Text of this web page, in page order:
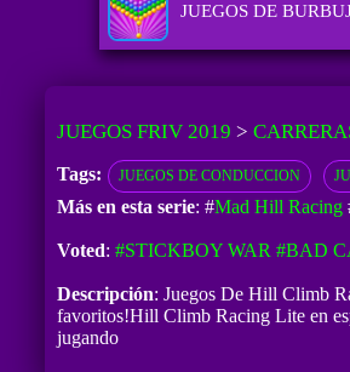
JUEGOS DE
JUEGOS FRIV 2019 >
Tags: JUEGOS DE CONDUCCION
Más en esta serie: #Mad Hill Racing
Voted: #STICKBOY WAR #BAD
Descripción: Juegos De Hill Climb
favoritos!Hill Climb Racing Lite en
jugando